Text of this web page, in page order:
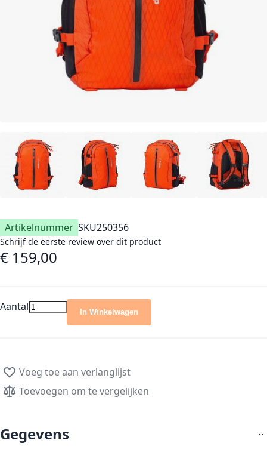
Artikelnummer SKU250356
Schrijf de eerste review over dit product
€ 159,00
Aantal In Winkelwagen
Voeg toe aan verlanglijst
Toevoegen om te vergelijken
Gegevens